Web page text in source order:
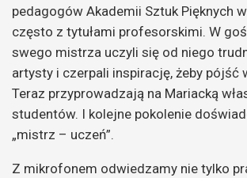
pedagogów Akademii Sztuk Pięknych
często z tytułami profesorskimi. W
swego mistrza uczyli się od niego
artysty i czerpali inspirację, żeby pójść
Teraz przyprowadzają na Mariacką
studentów. I kolejne pokolenie
„mistrz – uczeń”.
Z mikrofonem odwiedzamy nie tylko